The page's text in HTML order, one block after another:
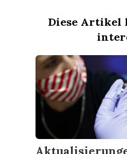
Diese Artikel